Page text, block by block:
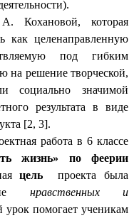
Кохановой, которая
как целенаправленную
под гибким
на решение творческой,
социально значимой
результата в виде
[2, 3].
работа в 6 классе
жизнь» по феерии
цель
проекта была
нравственных и
помогает ученикам